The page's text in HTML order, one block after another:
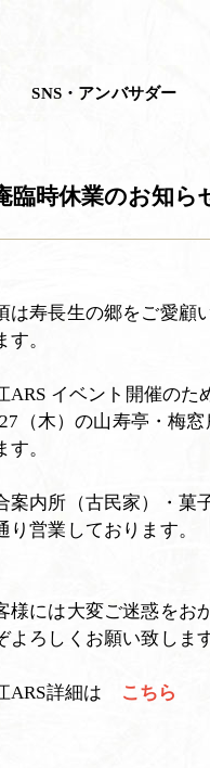
SNS・アンバサダー
臨時休業のお知ら
は寿長生の郷をご愛顧
す。
ARS イベント開催のた
（木）の山寿亭・梅
す。
案内所（古民家）・菓
り営業しております。
様には大変ご迷惑をお
よろしくお願い致します
ARS詳細は こちら